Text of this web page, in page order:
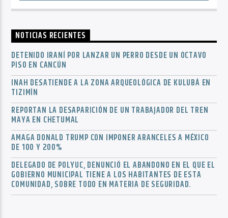
NOTICIAS RECIENTES
DETENIDO IRANÍ POR LANZAR UN PERRO DESDE UN OCTAVO
PISO EN CANCÚN
INAH DESATIENDE A LA ZONA ARQUEOLÓGICA DE KULUBÁ EN
TIZIMÍN
REPORTAN LA DESAPARICIÓN DE UN TRABAJADOR DEL TREN
MAYA EN CHETUMAL
AMAGA DONALD TRUMP CON IMPONER ARANCELES A MÉXICO
DE 100 Y 200%
DELEGADO DE POLYUC, DENUNCIÓ EL ABANDONO EN EL QUE EL
GOBIERNO MUNICIPAL TIENE A LOS HABITANTES DE ESTA
COMUNIDAD, SOBRE TODO EN MATERIA DE SEGURIDAD.